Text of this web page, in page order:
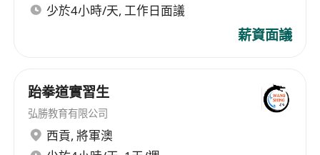
少於4小時/天, 工作日面議
薪資面議
跆拳道實習生
弘勝教育有限公司
西貢, 將軍澳